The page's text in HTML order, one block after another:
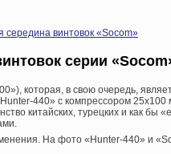
винтовок «Socom»
серии
которая, в свою очередь,
440» с компрессором
китайских, турецких и как бы
На фото «Hunter-440» и